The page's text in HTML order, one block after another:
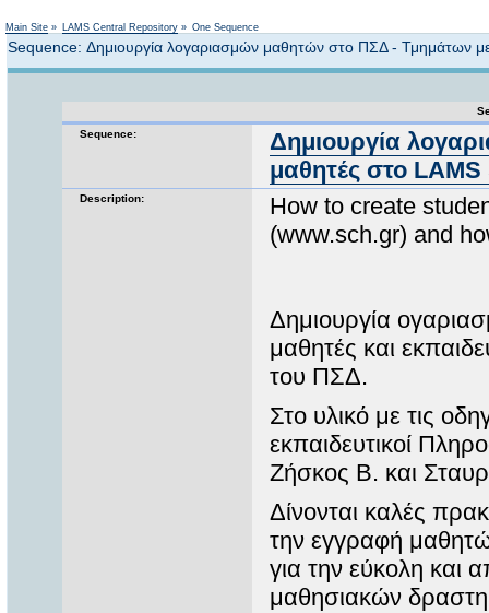
Main Site » LAMS Central Repository » One Sequence
Sequence: Δημιουργία λογαριασμών μαθητών στο ΠΣΔ - Τμημάτων
Sequence:
Δημιουργία
μαθητές στο
Description:
How to create
(www.sch.gr) and
Δημιουργία
μαθητές και
του ΠΣΔ.
Στο υλικό με τις
εκπαιδευτικοί
Ζήσκος Β. και
Δίνονται καλές
την εγγραφή
για την εύκολη και
μαθησιακών